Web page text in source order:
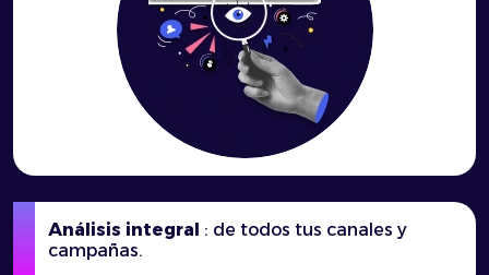
Análisis integral : de todos tus canales y
campañas.